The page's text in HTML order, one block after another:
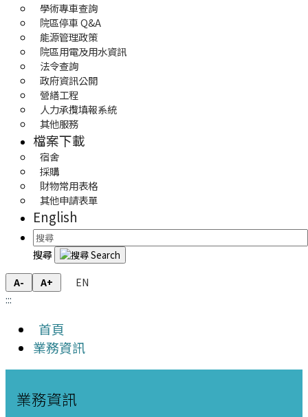
學術專車查詢
院區停車 Q&A
能源管理政策
院區用電及用水資訊
法令查詢
政府資訊公開
營繕工程
人力承攬填報系統
其他服務
檔案下載
宿舍
採購
財物常用表格
其他申請表單
English
搜尋
A- A+
EN
:::
首頁
業務資訊
業務資訊